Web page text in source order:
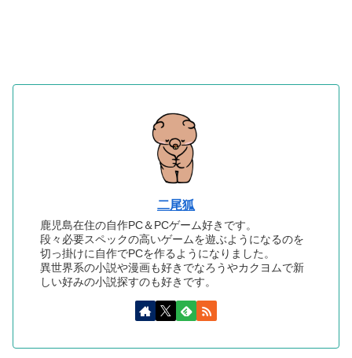
二尾狐
鹿児島在住の自作PC＆PCゲーム好きです。
段々必要スペックの高いゲームを遊ぶようになるのを
切っ掛けに自作でPCを作るようになりました。
異世界系の小説や漫画も好きでなろうやカクヨムで新
しい好みの小説探すのも好きです。